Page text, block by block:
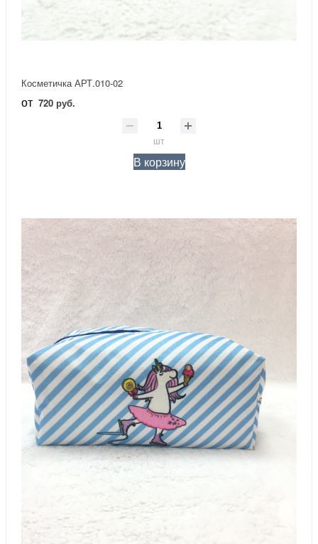
Косметичка АРТ.010-02
от 720 руб.
шт
В корзину